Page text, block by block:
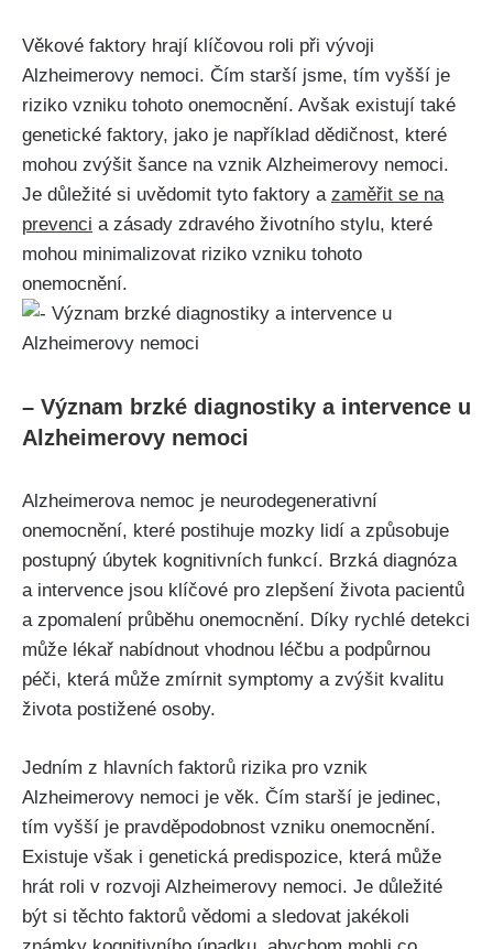
Věkové faktory hrají klíčovou roli při vývoji
Alzheimerovy nemoci. Čím starší jsme, tím vyšší je
riziko vzniku tohoto onemocnění. Avšak existují také
genetické faktory, jako je například dědičnost, které
mohou zvýšit šance na vznik Alzheimerovy nemoci.
Je důležité si uvědomit tyto faktory a zaměřit se na
prevenci a zásady zdravého životního stylu, které
mohou minimalizovat riziko vzniku tohoto
onemocnění.
– Význam brzké diagnostiky a intervence u
Alzheimerovy nemoci
Alzheimerova nemoc je neurodegenerativní
onemocnění, které postihuje mozky lidí a způsobuje
postupný úbytek kognitivních funkcí. Brzká diagnóza
a intervence jsou klíčové pro zlepšení života pacientů
a zpomalení průběhu onemocnění. Díky rychlé detekci
může lékař nabídnout vhodnou léčbu a podpůrnou
péči, která může zmírnit symptomy a zvýšit kvalitu
života postižené osoby.
Jedním z hlavních faktorů rizika pro vznik
Alzheimerovy nemoci je věk. Čím starší je jedinec,
tím vyšší je pravděpodobnost vzniku onemocnění.
Existuje však i genetická predispozice, která může
hrát roli v rozvoji Alzheimerovy nemoci. Je důležité
být si těchto faktorů vědomi a sledovat jakékoli